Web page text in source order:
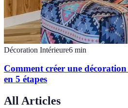
Décoration Intérieure6 min
Comment créer une
en 5 étapes
All Articles